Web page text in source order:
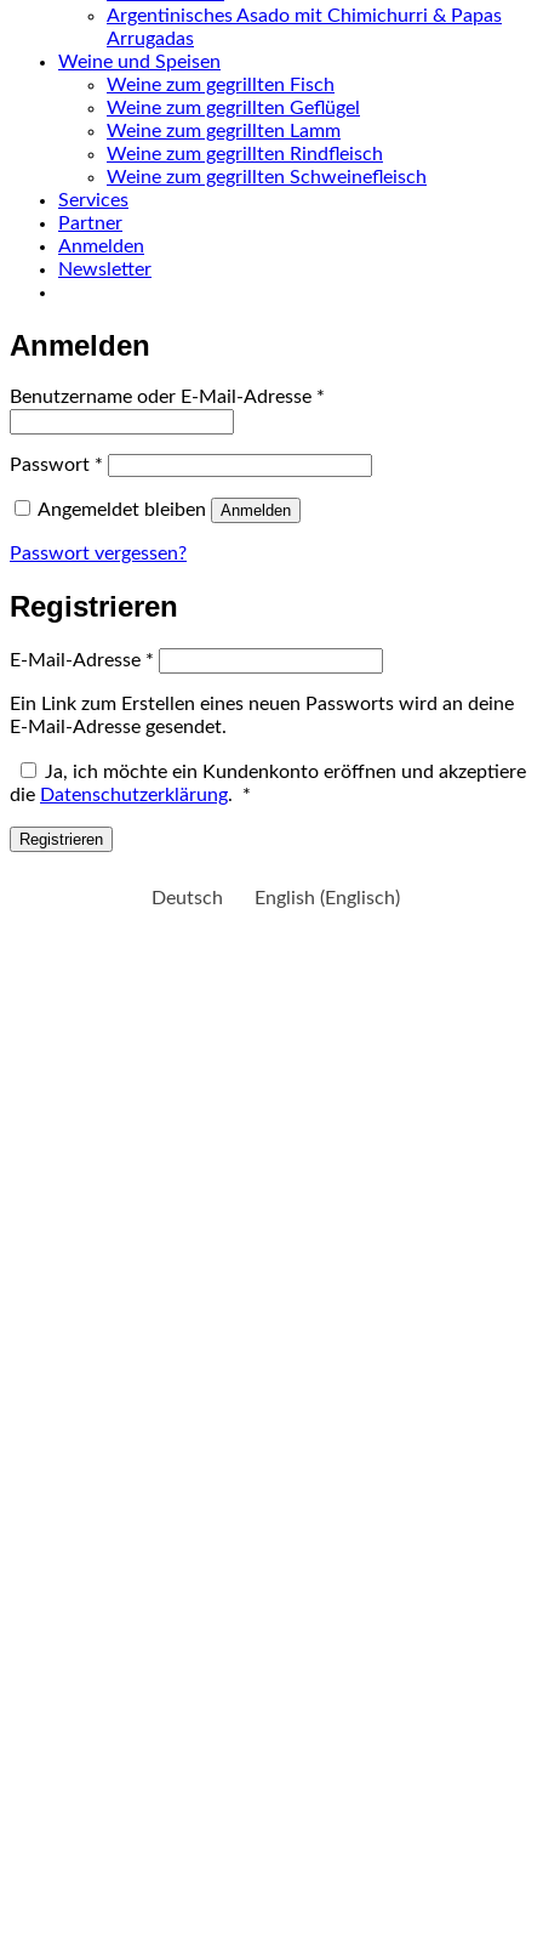
Argentinisches Asado mit Chimichurri & Papas
Arrugadas
Weine und Speisen
Weine zum gegrillten Fisch
Weine zum gegrillten Geflügel
Weine zum gegrillten Lamm
Weine zum gegrillten Rindfleisch
Weine zum gegrillten Schweinefleisch
Services
Partner
Anmelden
Newsletter
Anmelden
Benutzername oder E-Mail-Adresse *
Passwort *
Angemeldet bleiben Anmelden
Passwort vergessen?
Registrieren
E-Mail-Adresse *
Ein Link zum Erstellen eines neuen Passworts wird an deine
E-Mail-Adresse gesendet.
Ja, ich möchte ein Kundenkonto eröffnen und akzeptiere
die Datenschutzerklärung. *
Registrieren
Deutsch English (Englisch)